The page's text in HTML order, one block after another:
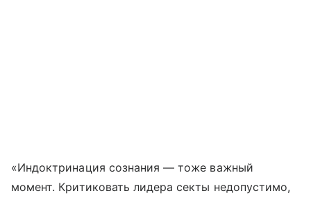
«Индоктринация сознания — тоже важный
момент. Критиковать лидера секты недопустимо,